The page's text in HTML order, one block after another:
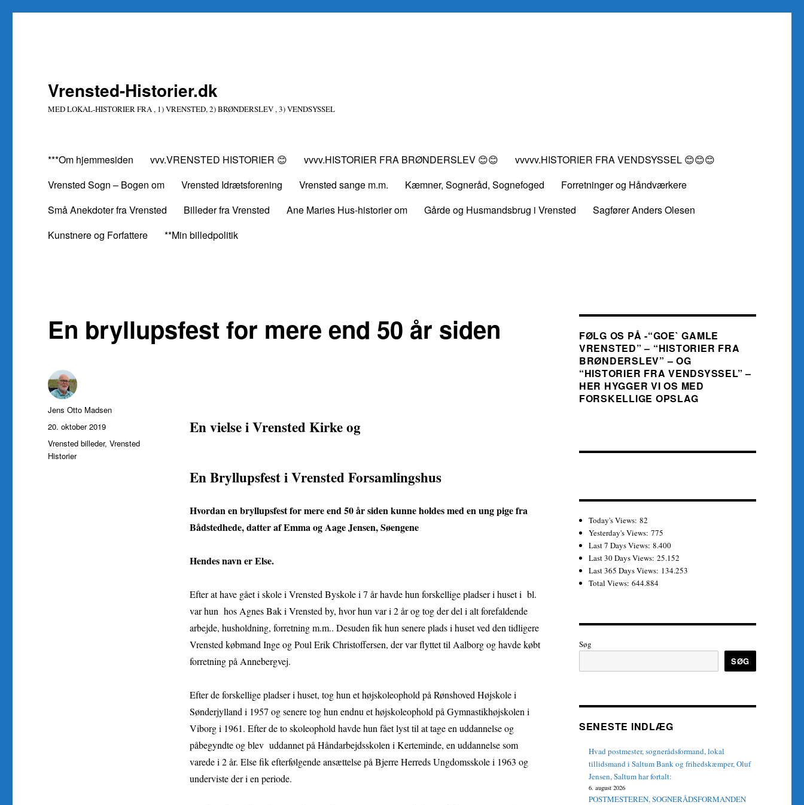
Vrensted-Historier.dk
MED LOKAL-HISTORIER FRA , 1) VRENSTED, 2) BRØNDERSLEV , 3) VENDSYSSEL
***Om hjemmesiden vvv.VRENSTED HISTORIER 😊 vvvv.HISTORIER FRA BRØNDERSLEV 😊😊
vvvvv.HISTORIER FRA VENDSYSSEL 😊😊😊
Vrensted Sogn – Bogen om
Vrensted Idrætsforening Vrensted sange m.m. Kæmner, Sogneråd, Sognefoged
Forretninger og Håndværkere
Små Anekdoter fra Vrensted
Billeder fra Vrensted Ane Maries Hus-historier om Gårde og Husmandsbrug i Vrensted
Sagfører Anders Olesen
Kunstnere og Forfattere
**Min billedpolitik
En bryllupsfest for mere end 50 år siden
En vielse i Vrensted Kirke og
En Bryllupsfest i Vrensted Forsamlingshus
Hvordan en bryllupsfest for mere end 50 år siden kunne holdes med en ung pige fra
Bådstedhede, datter af Emma og Aage Jensen, Søengene
Hendes navn er Else.
Efter at have gået i skole i Vrensted Byskole i 7 år havde hun forskellige pladser i huset i bl.
var hun hos Agnes Bak i Vrensted by, hvor hun var i 2 år og tog der del i alt forefaldende
arbejde, husholdning, forretning m.m.. Desuden fik hun senere plads i huset ved den tidligere
Vrensted købmand Inge og Poul Erik Christoffersen, der var flyttet til Aalborg og havde købt
forretning på Annebergvej.
Efter de forskellige pladser i huset, tog hun et højskoleophold på Rønshoved Højskole i
Sønderjylland i 1957 og senere tog hun endnu et højskoleophold på Gymnastikhøjskolen i
Viborg i 1961. Efter de to skoleophold havde hun fået lyst til at tage en uddannelse og
påbegyndte og blev uddannet på Håndarbejdsskolen i Kerteminde, en uddannelse som
varede i 2 år. Else fik efterfølgende ansættelse på Bjerre Herreds Ungdomsskole i 1963 og
underviste der i en periode.
Forfatter
Jens Otto Madsen
Udgivet
20. oktober 2019
Kategorier
Vrensted billeder,Vrensted
Historier
FØLG OS PÅ -“GOE` GAMLE
VRENSTED” – “HISTORIER FRA
BRØNDERSLEV” – OG
“HISTORIER FRA VENDSYSSEL” –
HER HYGGER VI OS MED
FORSKELLIGE OPSLAG
Today's Views:82
Yesterday's Views:775
Last 7 Days Views:8.400
Last 30 Days Views:25.152
Last 365 Days Views: 134.253
Total Views:644.884
Søg
SØG
SENESTE INDLÆG
Hvad postmester, sognerådsformand, lokal
tillidsmand i Saltum Bank og frihedskæmper, Oluf
Jensen, Saltum har fortalt:
6. august 2026
POSTMESTEREN, SOGNERÅDSFORMANDEN